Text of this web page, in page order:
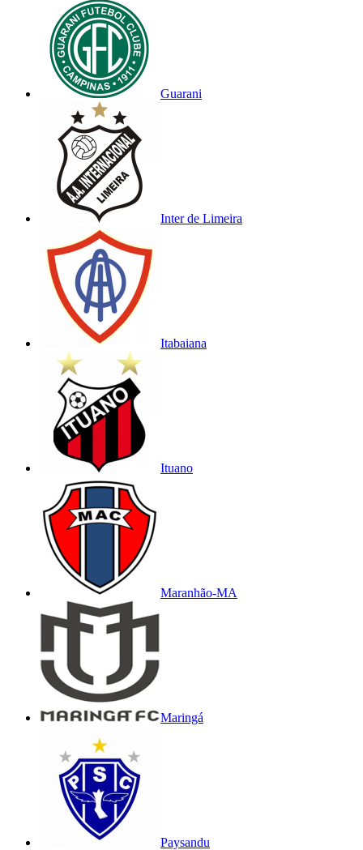
Guarani
Inter de Limeira
Itabaiana
Ituano
Maranhão-MA
Maringá
Paysandu